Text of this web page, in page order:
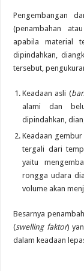
Pengembangan
(penambahan
apabila material
dipindahkan,
tersebut,
Keadaan asli (
alami dan
dipindahkan,
Keadaan gembur
tergali dari
yaitu
rongga udara
volume akan
Besarnya
(swelling faktor)
dalam keadaan